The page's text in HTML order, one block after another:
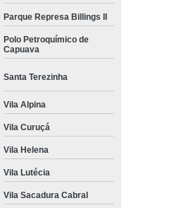
Parque Represa Billings II
Polo Petroquímico de
Capuava
Santa Terezinha
Vila Alpina
Vila Curuçá
Vila Helena
Vila Lutécia
Vila Sacadura Cabral